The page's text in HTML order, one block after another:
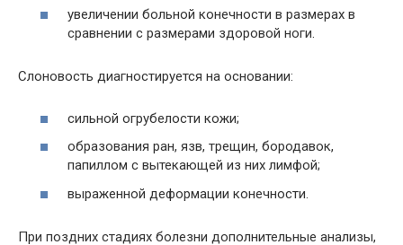
увеличении больной конечности в размерах в
сравнении с размерами здоровой ноги.
Слоновость диагностируется на основании:
сильной огрубелости кожи;
образования ран, язв, трещин, бородавок,
папиллом с вытекающей из них лимфой;
выраженной деформации конечности.
При поздних стадиях болезни дополнительные анализы,